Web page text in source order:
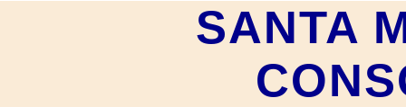
SANTA